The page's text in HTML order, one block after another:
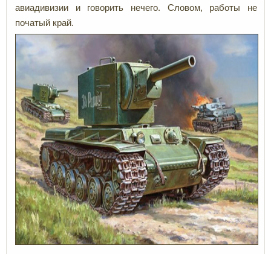
авиадивизии и говорить нечего. Словом, работы не
початый край.